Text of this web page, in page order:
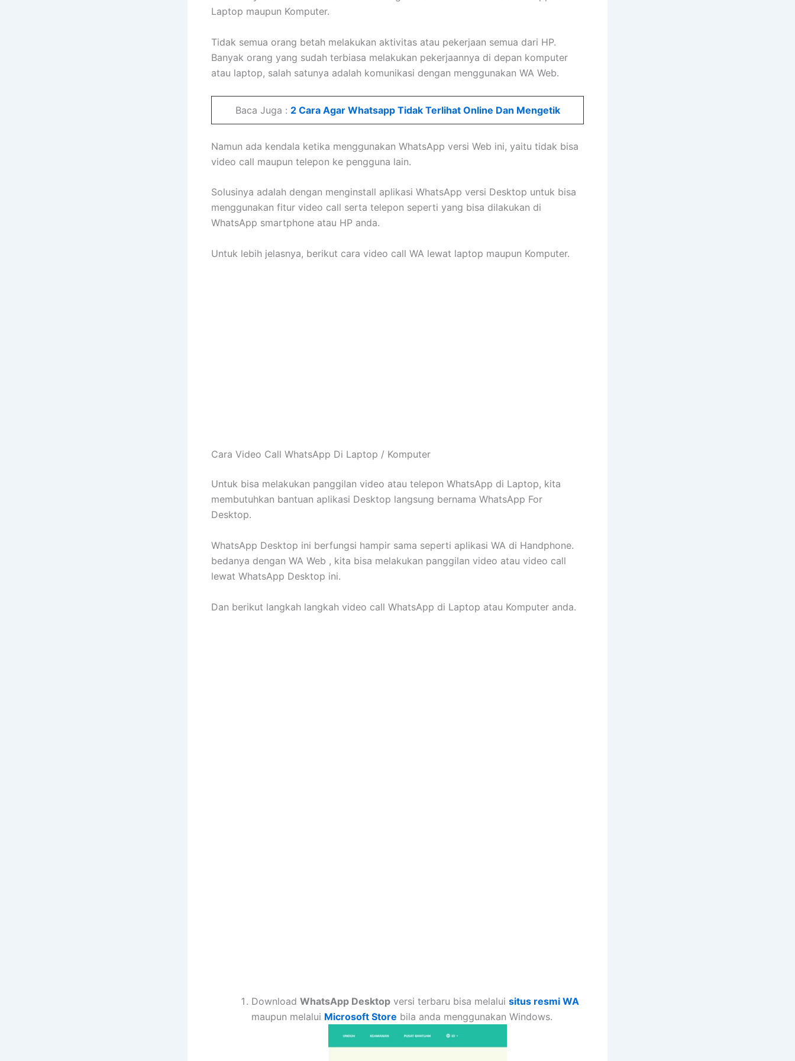
Laptop maupun Komputer.
Tidak semua orang betah melakukan aktivitas atau pekerjaan semua dari HP.
Banyak orang yang sudah terbiasa melakukan pekerjaannya di depan komputer
atau laptop, salah satunya adalah komunikasi dengan menggunakan WA Web.
Baca Juga : 2 Cara Agar Whatsapp Tidak Terlihat Online Dan Mengetik
Namun ada kendala ketika menggunakan WhatsApp versi Web ini, yaitu tidak bisa
video call maupun telepon ke pengguna lain.
Solusinya adalah dengan menginstall aplikasi WhatsApp versi Desktop untuk bisa
menggunakan fitur video call serta telepon seperti yang bisa dilakukan di
WhatsApp smartphone atau HP anda.
Untuk lebih jelasnya, berikut cara video call WA lewat laptop maupun Komputer.
Cara Video Call WhatsApp Di Laptop / Komputer
Untuk bisa melakukan panggilan video atau telepon WhatsApp di Laptop, kita
membutuhkan bantuan aplikasi Desktop langsung bernama WhatsApp For
Desktop.
WhatsApp Desktop ini berfungsi hampir sama seperti aplikasi WA di Handphone.
bedanya dengan WA Web , kita bisa melakukan panggilan video atau video call
lewat WhatsApp Desktop ini.
Dan berikut langkah langkah video call WhatsApp di Laptop atau Komputer anda.
Download WhatsApp Desktop versi terbaru bisa melalui situs resmi WA
maupun melalui Microsoft Store bila anda menggunakan Windows.